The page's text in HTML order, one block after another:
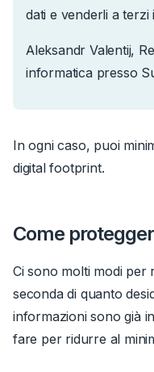
dati e venderli a terzi
Aleksandr Valentij,
informatica presso
In ogni caso, puoi
digital footprint.
Come
Ci sono molti modi per
seconda di quanto
informazioni sono già
fare per ridurre al